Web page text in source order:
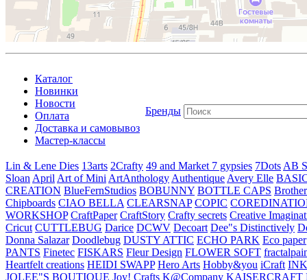
Каталог
Новинки
Новости
Оплата
Доставка и самовывоз
Мастер-классы
Бренды
Lin & Lene Dies 13arts 2Crafty 49 and Market 7 gypsies 7Dots AB
Sloan April Art of Mini ArtAnthology Authentique Avery Elle
CREATION BlueFernStudios BOBUNNY BOTTLE CAPS Brother
Chipboards CIAO BELLA CLEARSNAP COPIC
WORKSHOP CraftPaper CraftStory Crafty secrets Creative
Cricut CUTTLEBUG Darice DCWV Decoart Dee"s Distinctively
Donna Salazar Doodlebug DUSTY ATTIC ECHO PARK Eco paper
PANTS Finetec FISKARS Fleur Design FLOWER SOFT
Heartfelt creations HEIDI SWAPP Hero Arts Hobby&you iCraft
JOLEE"S BOUTIQUE Joy! Crafts K@Company KAISERCRAFT